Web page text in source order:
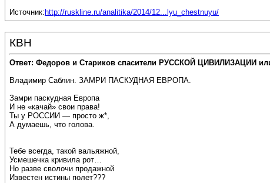
Источник: http://ruskline.ru/analitika/2014/12...lyu_chestnuyu/
КВН
Ответ: Федоров и Стариков спасители РУССКОЙ ЦИВИЛИЗАЦИИ
Владимир Саблин. ЗАМРИ ПАСКУДНАЯ ЕВРОПА.
Замри паскудная Европа
И не «качай» свои права!
Ты у РОССИИ — просто ж*,
А думаешь, что голова.
Тебе всегда, такой вальяжной,
Усмешечка кривила рот…
Но разве сволочи продажной
Известен истины полет???